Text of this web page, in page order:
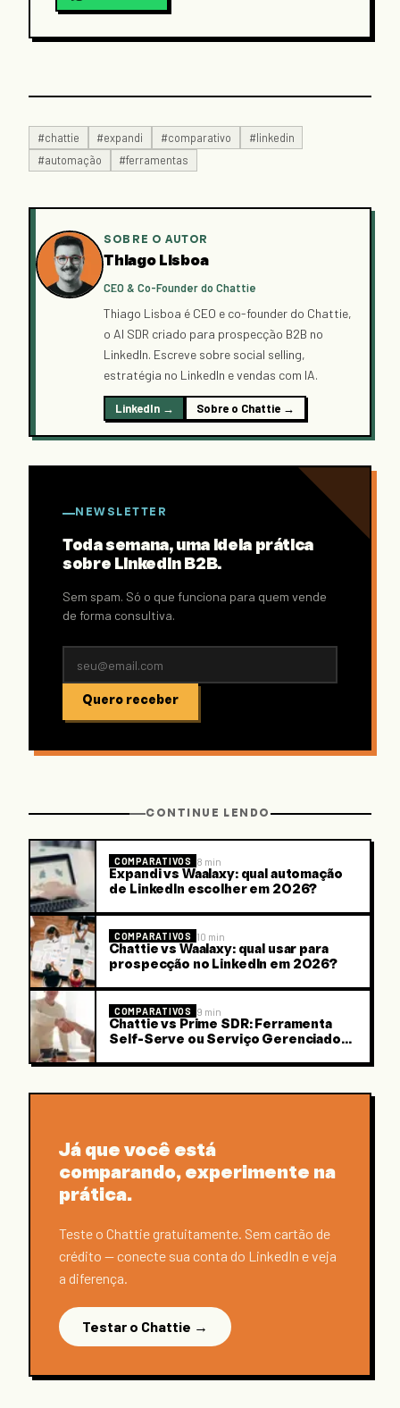
#chattie #expandi #comparativo #linkedin
#automação #ferramentas
SOBRE O AUTOR
Thiago Lisboa
CEO & Co-Founder do Chattie
Thiago Lisboa é CEO e co-founder do Chattie,
o AI SDR criado para prospecção B2B no
LinkedIn. Escreve sobre social selling,
estratégia no LinkedIn e vendas com IA.
LinkedIn → Sobre o Chattie →
NEWSLETTER
Toda semana, uma ideia prática
sobre LinkedIn B2B.
Sem spam. Só o que funciona para quem vende
de forma consultiva.
Quero receber
CONTINUE LENDO
COMPARATIVOS 8 min
Expandi vs Waalaxy: qual automação
de LinkedIn escolher em 2026?
COMPARATIVOS 10 min
Chattie vs Waalaxy: qual usar para
prospecção no LinkedIn em 2026?
COMPARATIVOS 9 min
Chattie vs Prime SDR: Ferramenta
Self-Serve ou Serviço Gerenciado
Já que você está
comparando, experimente na
prática.
Teste o Chattie gratuitamente. Sem cartão de
crédito — conecte sua conta do LinkedIn e veja
a diferença.
Testar o Chattie →